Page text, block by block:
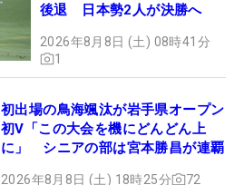
後退 日本勢2人が決勝へ
2026年8月8日 (土) 08時41分
1
初出場の鳥海颯汰が岩手県オープン
初V「この大会を機にどんどん上
に」 シニアの部は宮本勝昌が連覇
2026年8月8日 (土) 18時25分 72